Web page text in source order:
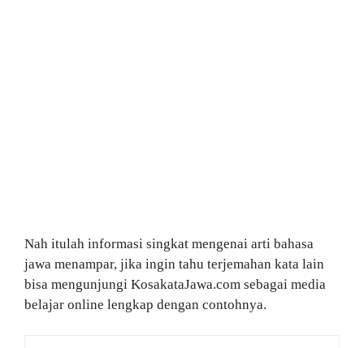
Nah itulah informasi singkat mengenai arti bahasa
jawa menampar, jika ingin tahu terjemahan kata lain
bisa mengunjungi KosakataJawa.com sebagai media
belajar online lengkap dengan contohnya.